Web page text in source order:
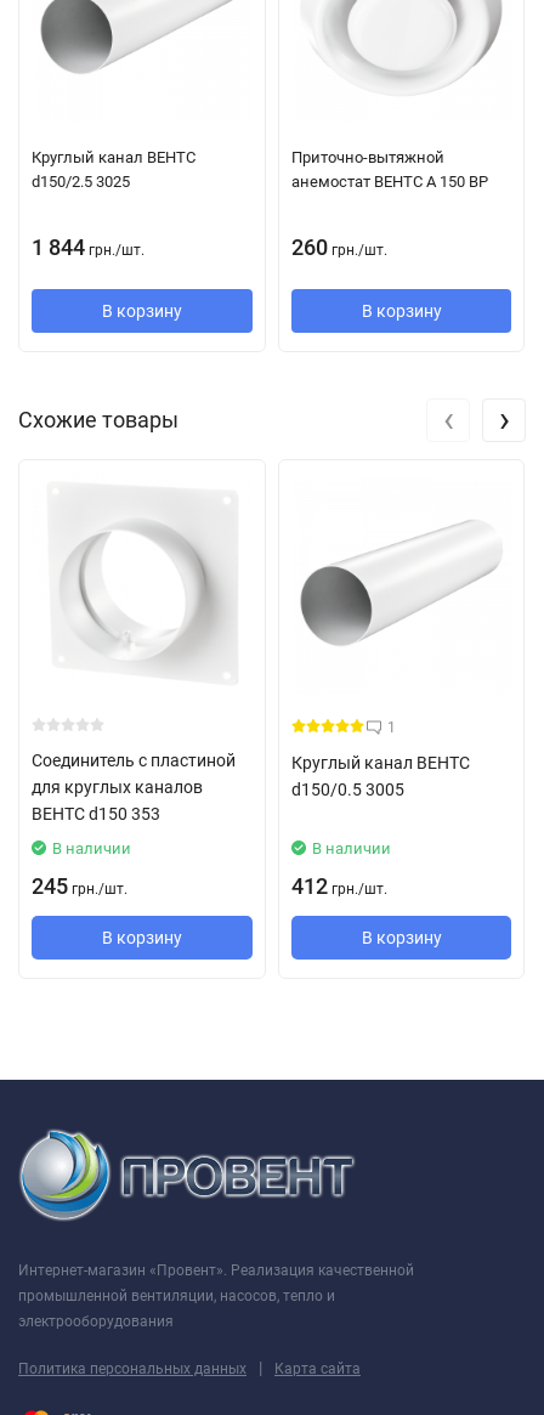
Круглый канал ВЕНТС
d150/2.5 3025
1 844 грн./шт.
В корзину
Приточно-вытяжной
анемостат ВЕНТС А 150 ВР
260 грн./шт.
В корзину
Схожие товары
Соединитель с пластиной
для круглых каналов
ВЕНТС d150 353
В наличии
245 грн./шт.
В корзину
1
Круглый канал ВЕНТС
d150/0.5 3005
В наличии
412 грн./шт.
В корзину
‹ ›
Интернет-магазин «Провент». Реализация качественной
промышленной вентиляции, насосов, тепло и
электрооборудования
Политика персональных данных | Карта сайта